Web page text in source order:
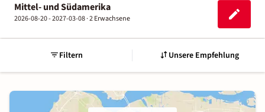
Mittel- und Südamerika
2026-08-20 - 2027-03-08 ·2 Erwachsene
Filtern Unsere Empfehlung